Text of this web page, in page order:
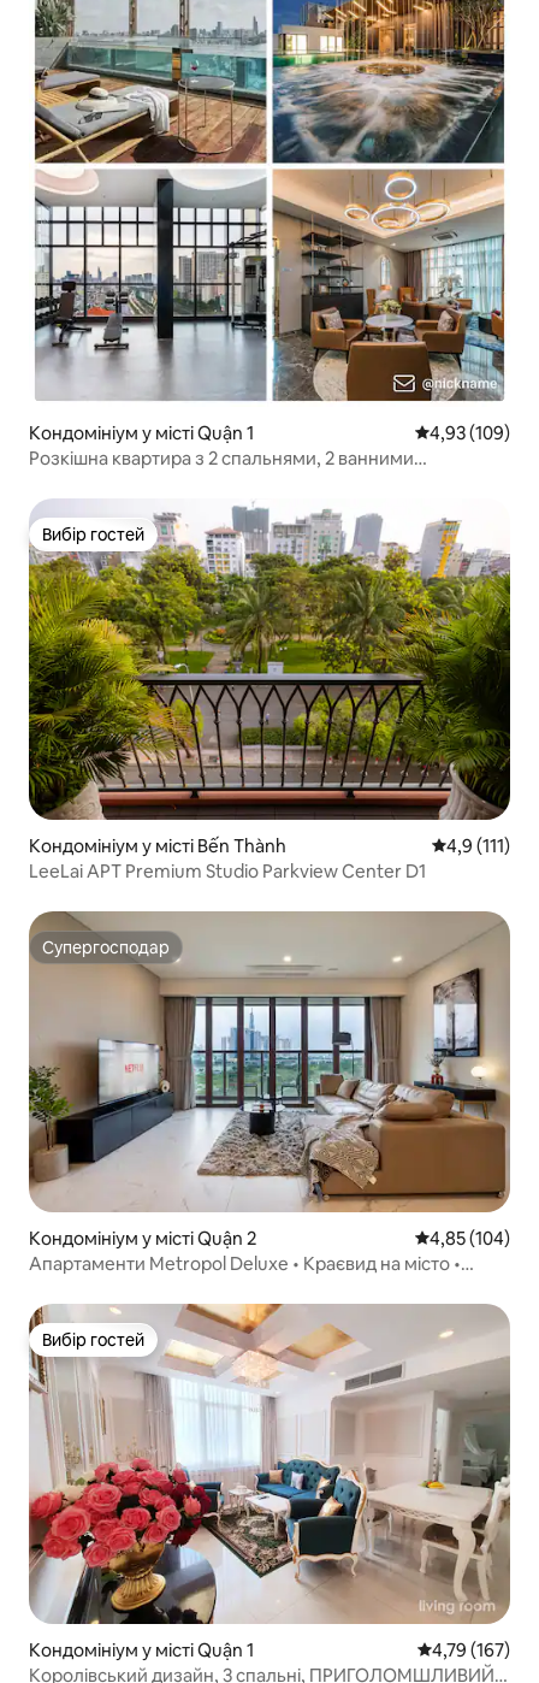
Кондомініум у місті Quận 1 Середня
4,93 (109)
Розкішна квартира з 2 спальнями, 2 ванними
тренажерним залом
Вибір гостей
Вибір гостей
Кондомініум у місті Bến Thành Середня
4,9 (111)
LeeLai APT Premium Studio Parkview Center D1
Супергосподар
Супергосподар
Кондомініум у місті Quận 2 Середня
4,85 (104)
Апартаменти Metropol Deluxe • Краєвид на місто •
Вибір гостей
Вибір гостей
Кондомініум у місті Quận 1 Середня
4,79 (167)
Королівський дизайн, 3 спальні, ПРИГОЛОМШЛИВИЙ